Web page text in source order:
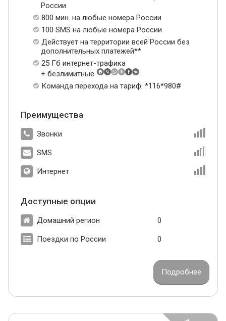
России
800 мин. на любые номера России
100 SMS на любые номера России
Действует на территории всей России без
дополнительных платежей**
25 Гб интернет-трафика
+ безлимитные
Команда перехода на тариф: *116*980#
Преимущества
Звонки
SMS
Интернет
Доступные опции
Домашний регион 0
Поездки по России 0
Подробнее